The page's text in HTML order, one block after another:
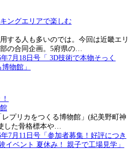
ングエリアで楽しむ
する人も多いのでは。今回は近畿エリ
の合同企画。5府県の…
レプリカをつくる博物館」(紀美野町神
した骨格標本や…